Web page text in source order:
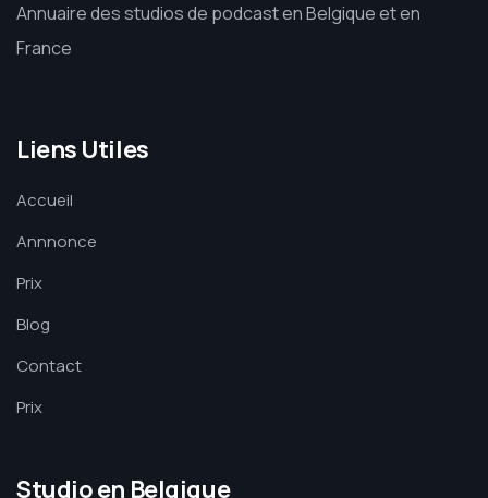
Annuaire des studios de podcast en Belgique et en
France
Liens Utiles
Accueil
Annnonce
Prix
Blog
Contact
Prix
Studio en Belgique